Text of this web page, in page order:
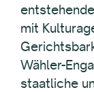
mit
Wähler-
staatliche